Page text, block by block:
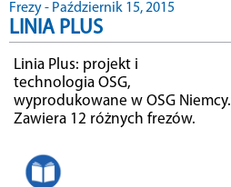
Frezy - Październik 15, 2015
LINIA PLUS
Linia Plus: projekt i
technologia OSG,
wyprodukowane w OSG Niemcy.
Zawiera 12 różnych frezów.